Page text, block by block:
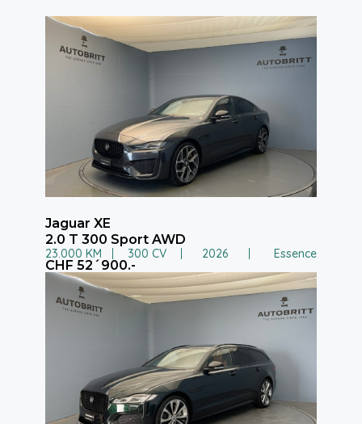
Jaguar XE
2.0 T 300 Sport AWD
23.000 KM 300 CV 2026 Essence
CHF 52´900.-